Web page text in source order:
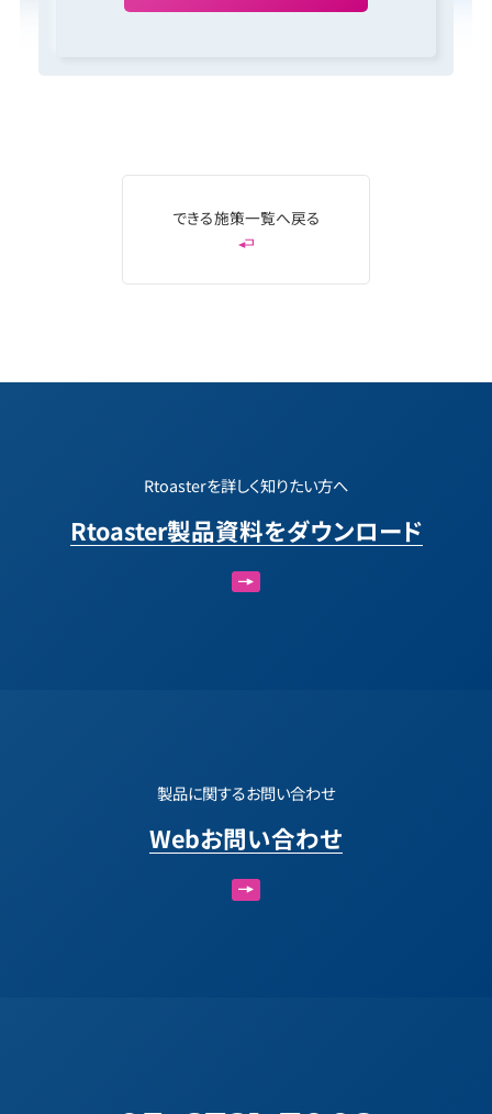
できる施策一覧へ戻る
Rtoasterを詳しく知りたい方へ
Rtoaster製品資料をダウンロード
製品に関するお問い合わせ
Webお問い合わせ